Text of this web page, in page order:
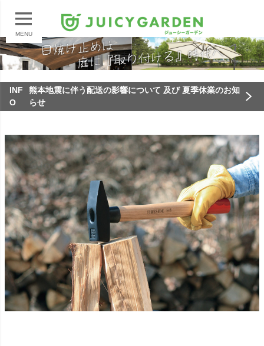
MENU
INF
O
熊本地震に伴う配送の影響について 及び 夏季休業のお知
らせ